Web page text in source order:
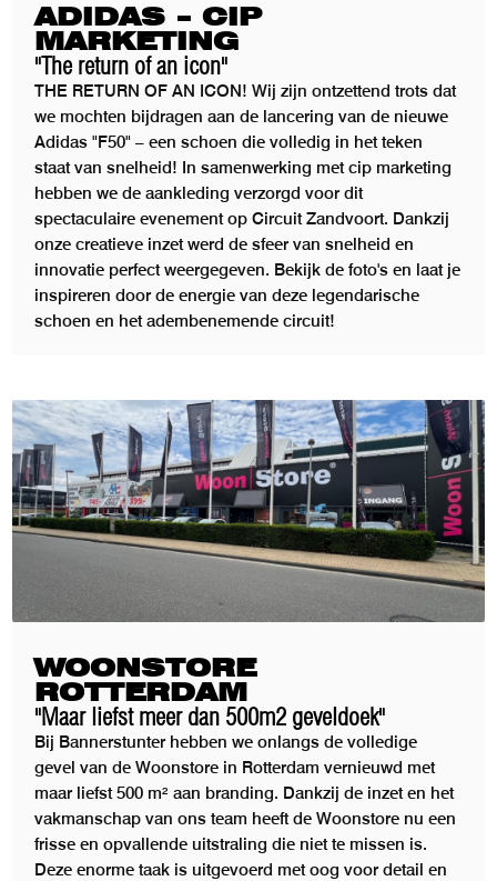
ADIDAS – CIP
MARKETING
"The return of an icon"
THE RETURN OF AN ICON! Wij zijn ontzettend trots dat
we mochten bijdragen aan de lancering van de nieuwe
Adidas "F50" – een schoen die volledig in het teken
staat van snelheid! In samenwerking met cip marketing
hebben we de aankleding verzorgd voor dit
spectaculaire evenement op Circuit Zandvoort. Dankzij
onze creatieve inzet werd de sfeer van snelheid en
innovatie perfect weergegeven. Bekijk de foto's en laat je
inspireren door de energie van deze legendarische
schoen en het adembenemende circuit!
WOONSTORE
ROTTERDAM
"Maar liefst meer dan 500m2 geveldoek"
Bij Bannerstunter hebben we onlangs de volledige
gevel van de Woonstore in Rotterdam vernieuwd met
maar liefst 500 m² aan branding. Dankzij de inzet en het
vakmanschap van ons team heeft de Woonstore nu een
frisse en opvallende uitstraling die niet te missen is.
Deze enorme taak is uitgevoerd met oog voor detail en